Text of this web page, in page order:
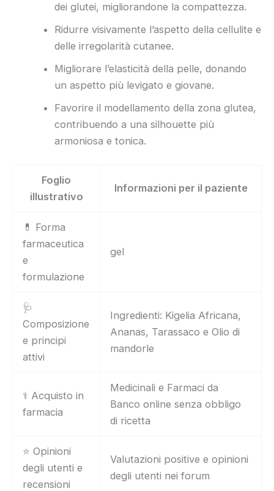
dei glutei, migliorandone la compattezza.
Ridurre visivamente l’aspetto della cellulite e
delle irregolarità cutanee.
Migliorare l’elasticità della pelle, donando
un aspetto più levigato e giovane.
Favorire il modellamento della zona glutea,
contribuendo a una silhouette più
armoniosa e tonica.
Foglio
illustrativo
Informazioni per il paziente
💊 Forma
farmaceutica
e
formulazione
gel
🩺
Composizione
e principi
attivi
Ingredienti: Kigelia Africana,
Ananas, Tarassaco e Olio di
mandorle
⚕️ Acquisto in
farmacia
Medicinali e Farmaci da
Banco online senza obbligo
di ricetta
⭐ Opinioni
degli utenti e
recensioni
Valutazioni positive e opinioni
degli utenti nei forum